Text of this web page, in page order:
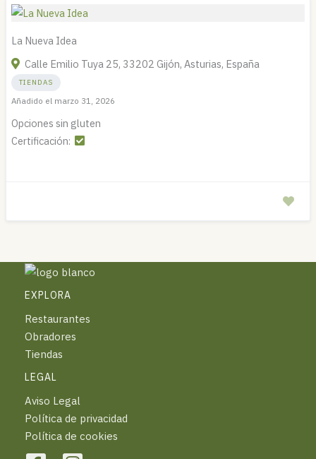
La Nueva Idea
Calle Emilio Tuya 25, 33202 Gijón, Asturias, España
TIENDAS
Añadido el marzo 31, 2026
Opciones sin gluten
Certificación:
EXPLORA
Restaurantes
Obradores
Tiendas
LEGAL
Aviso Legal
Política de privacidad
Política de cookies